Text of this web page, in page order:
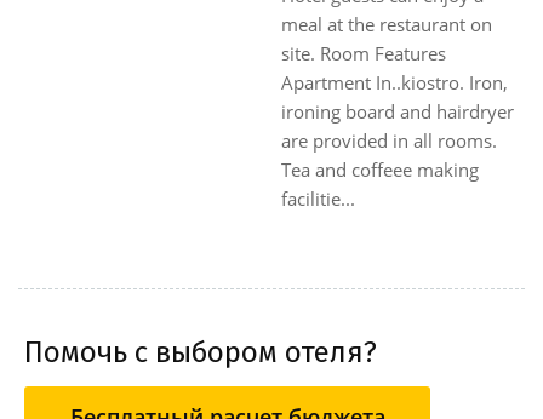
meal at the restaurant on
site. Room Features
Apartment In..kiostro. Iron,
ironing board and hairdryer
are provided in all rooms.
Tea and coffeee making
facilitie...
Помочь с выбором отеля?